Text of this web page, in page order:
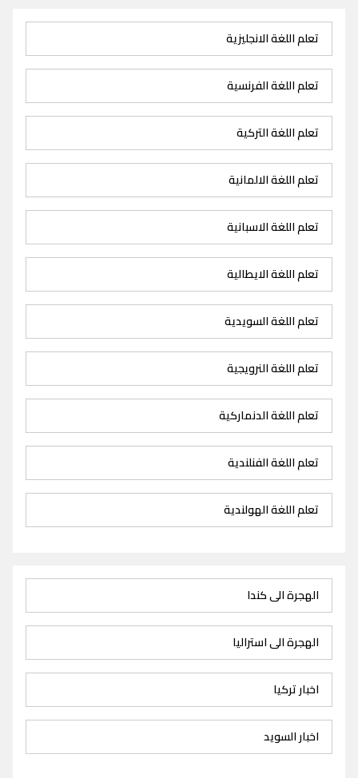
تعلم اللغة الانجليزية
تعلم اللغة الفرنسية
تعلم اللغة التركية
تعلم اللغة الالمانية
تعلم اللغة الاسبانية
تعلم اللغة الايطالية
تعلم اللغة السويدية
تعلم اللغة النرويجية
تعلم اللغة الدنماركية
تعلم اللغة الفنلندية
تعلم اللغة الهولندية
الهجرة الى كندا
الهجرة الى استراليا
اخبار تركيا
اخبار السويد